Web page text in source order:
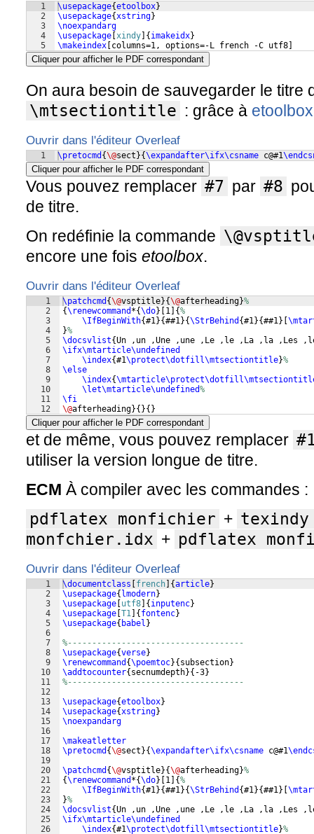
1
2
3
4
5
\usepackage{etoolbox}
\usepackage{xstring}
\noexpandarg
\usepackage xindy { imakeidx}
\makeindex columns=1, options=-L french -C utf8
Cliquer pour afficher le PDF correspondant
On aura besoin de sauvegarder le titre
\mtsectiontitle : grâce à etoolbox
Ouvrir dans l'éditeur Overleaf
1 \pretocmd {\@sect }{\expandafter\ifx\csname c@#1
Cliquer pour afficher le PDF correspondant
Vous pouvez remplacer #7 par #8
de titre.
On redéfinie la commande
encore une fois etoolbox.
Ouvrir dans l'éditeur Overleaf
1
2
3
4
5
6
7
8
9
10
11
12
\patchcmd {\@vsptitle}{\@afterheading}%
{\renewcommand *{\do} 1 {%
\IfBeginWith{#1}{##1}{\StrBehind {#1}{##1}
}%
\docsvlist{Un ,un ,Une ,une ,Le ,le ,La ,la ,Les
\ifx\mtarticle\undefined
\index{#1\protect\dotfill\mtsectiontitle}%
\else
\index{
\let\mtarticle\undefined%
\fi
\@afterheading}{ }{ }
Cliquer pour afficher le PDF correspondant
et de même, vous pouvez remplacer
utiliser la version longue de titre.
ECM À compiler avec les commandes :
pdflatex monfichier +
monfchier.idx + pdflatex
Ouvrir dans l'éditeur Overleaf
1
2
3
4
5
6
7
8
9
10
11
12
13
14
15
16
17
18
19
20
21
22
23
24
25
26
\documentclass french {article}
\usepackage{ lmodern}
\usepackage utf8 { inputenc}
\usepackage T1 { fontenc}
\usepackage{ babel }
%------------------------------------
\usepackage{verse}
\renewcommand {\poemtoc}{ subsection}
\addtocounter{ secnumdepth}{ -3}
%------------------------------------
\usepackage{etoolbox}
\usepackage{xstring}
\noexpandarg
\makeatletter
\pretocmd {\@sect }{\expandafter\ifx\csname c@#1
\patchcmd {\@vsptitle}{\@afterheading}%
{\renewcommand *{\do} 1 {%
\IfBeginWith{#1}{##1}{\StrBehind {#1}{##1}
}%
\docsvlist{Un ,un ,Une ,une ,Le ,le ,La ,la ,Les
\ifx\mtarticle\undefined
\index{#1\protect\dotfill\mtsectiontitle}%